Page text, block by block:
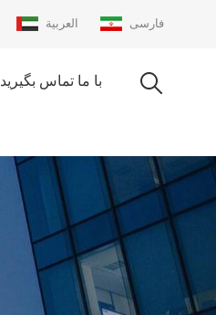
العربية فارسی
با ما تماس بگیرید